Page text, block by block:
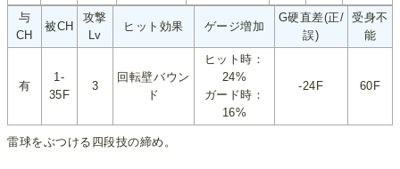
与
CH
被CH
攻撃
Lv
ヒット効果 ゲージ増加
G硬直差(正/
誤)
受身不
能
有
1-
35F
3
回転壁バウン
ド
ヒット時：
24%
ガード時：
16%
-24F 60F
雷球をぶつける四段技の締め。